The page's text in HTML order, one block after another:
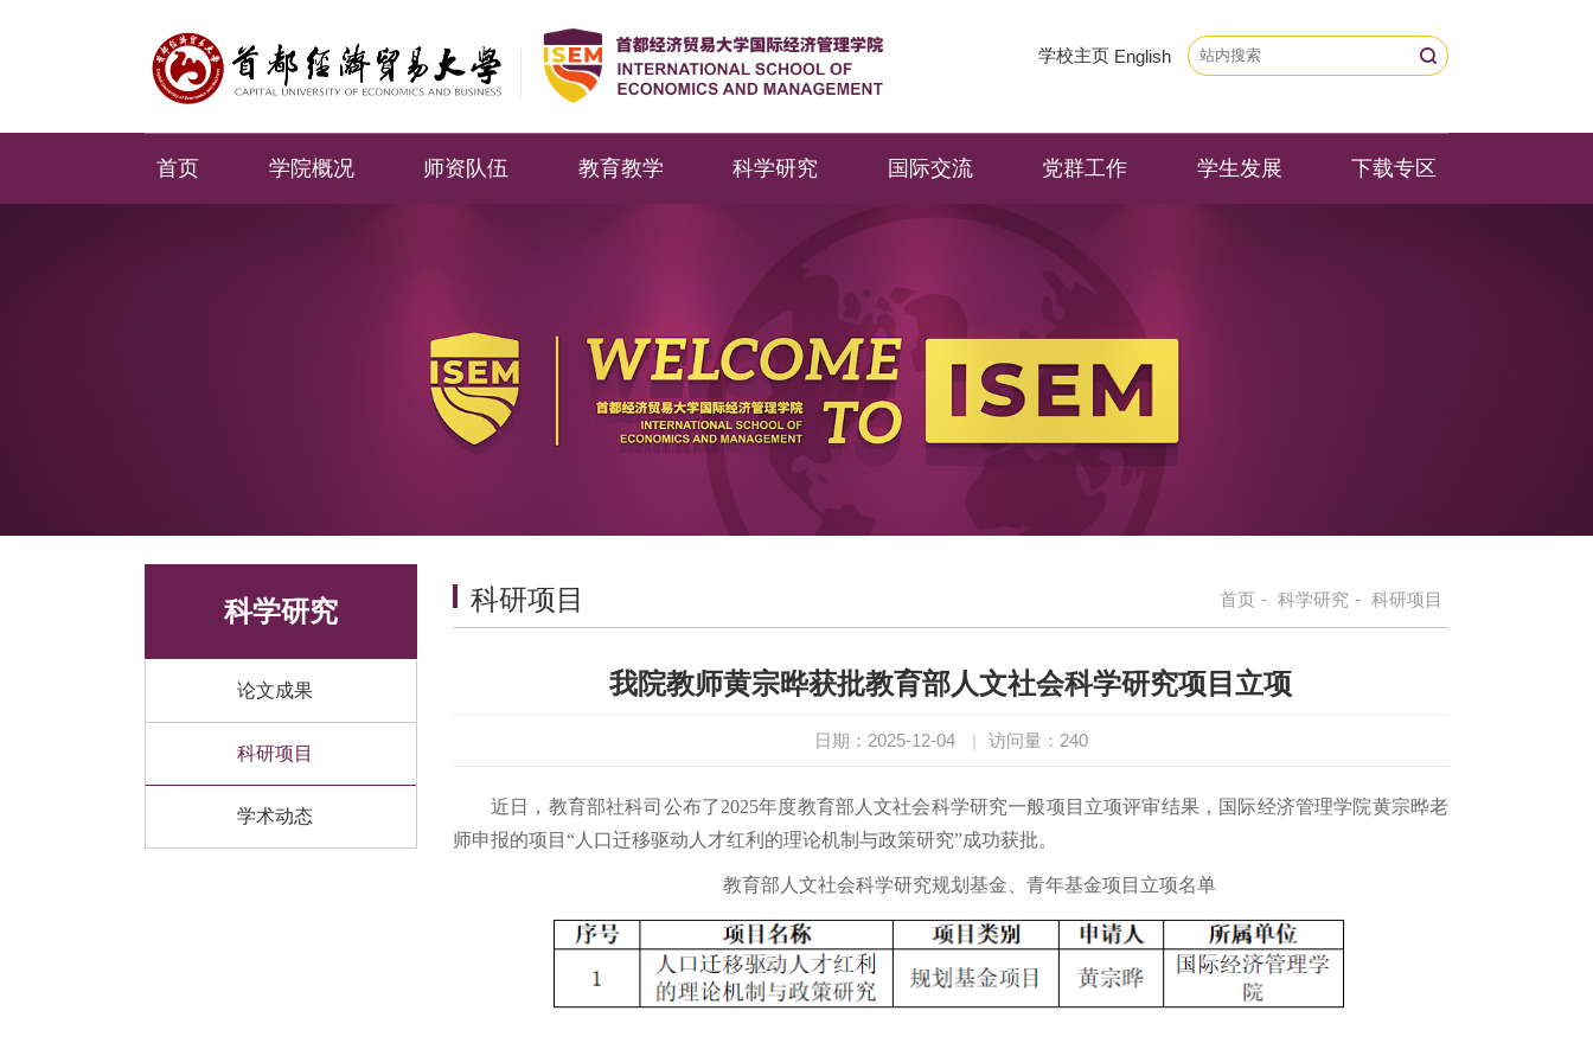
学校主页 English
首页 学院概况 师资队伍 教育教学 科学研究 国际交流 党群工作 学生发展 下载专区
科学研究
论文成果
科研项目
学术动态
首页 - 科学研究 - 科研项目
科研项目
我院教师黄宗晔获批教育部人文社会科学研究项目立项
日期：2025-12-04 | 访问量： 240
近日，教育部社科司公布了2025年度教育部人文社会科学研究一般项目立项评审结果，国际经济管理学院黄宗晔老
师申报的项目“人口迁移驱动人才红利的理论机制与政策研究”成功获批。
教育部人文社会科学研究规划基金、青年基金项目立项名单